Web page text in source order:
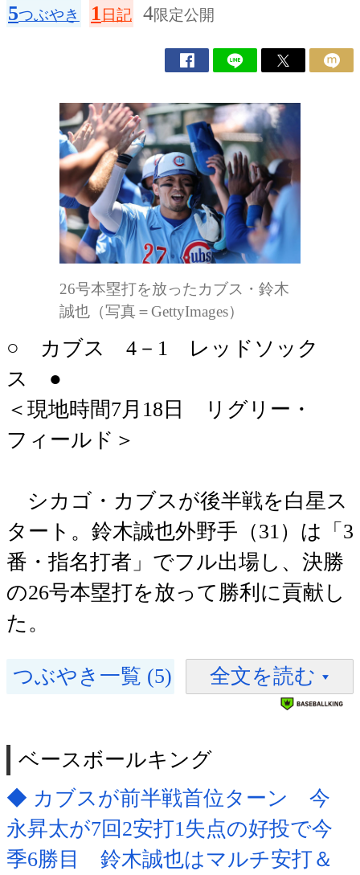
5つぶやき 1 日記 4限定公開
26号本塁打を放ったカブス・鈴木
誠也（写真＝GettyImages）
○ カブス 4－1 レッドソック
ス ●
＜現地時間7月18日 リグリー・
フィールド＞
シカゴ・カブスが後半戦を白星ス
タート。鈴木誠也外野手（31）は「3
番・指名打者」でフル出場し、決勝
の26号本塁打を放って勝利に貢献し
た。
つぶやき一覧 (5) 全文を読む
ベースボールキング
◆ カブスが前半戦首位ターン 今
永昇太が7回2安打1失点の好投で今
季6勝目 鈴木誠也はマルチ安打＆